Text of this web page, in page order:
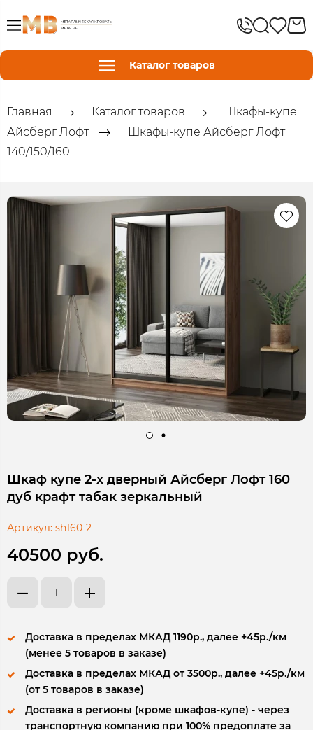
Каталог товаров
Главная Каталог товаров
Шкафы-купе
Айсберг Лофт
Шкафы-купе Айсберг Лофт
140/150/160
Шкаф купе 2-х дверный Айсберг Лофт 160
дуб крафт табак зеркальный
Артикул: sh160-2
40500 руб.
Доставка в пределах МКАД 1190р., далее +45р./км
(менее 5 товаров в заказе)
Доставка в пределах МКАД от 3500р., далее +45р./км
(от 5 товаров в заказе)
Доставка в регионы (кроме шкафов-купе) - через
транспортную компанию при 100% предоплате за